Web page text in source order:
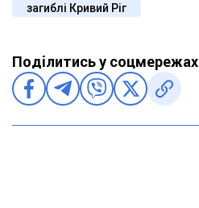
загиблі Кривий Ріг
Поділитись у соцмережах